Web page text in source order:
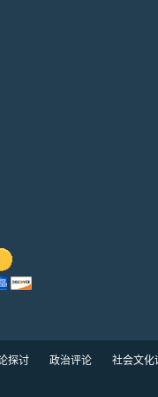
探讨 政治评论 社会文化